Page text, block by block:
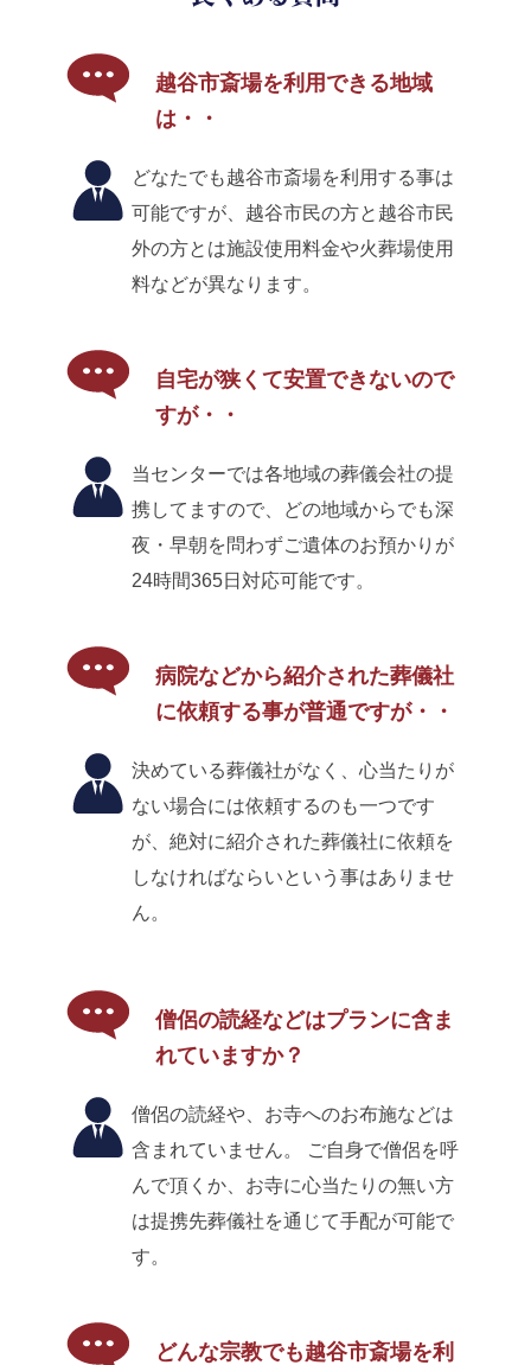
越谷市斎場を利用できる地域
は・・
どなたでも越谷市斎場を利用する事は
可能ですが、越谷市民の方と越谷市民
外の方とは施設使用料金や火葬場使用
料などが異なります。
自宅が狭くて安置できないので
すが・・
当センターでは各地域の葬儀会社の提
携してますので、どの地域からでも深
夜・早朝を問わずご遺体のお預かりが
24時間365日対応可能です。
病院などから紹介された葬儀社
に依頼する事が普通ですが・・
決めている葬儀社がなく、心当たりが
ない場合には依頼するのも一つです
が、絶対に紹介された葬儀社に依頼を
しなければならいという事はありませ
ん。
僧侶の読経などはプランに含ま
れていますか？
僧侶の読経や、お寺へのお布施などは
含まれていません。 ご自身で僧侶を呼
んで頂くか、お寺に心当たりの無い方
は提携先葬儀社を通じて手配が可能で
す。
どんな宗教でも越谷市斎場を利